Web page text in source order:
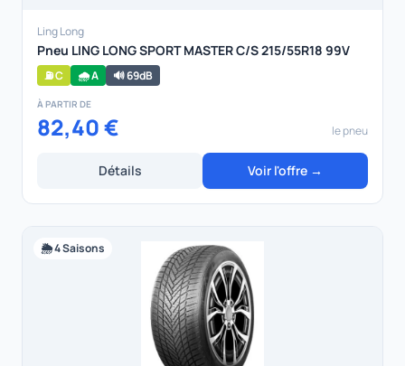
Ling Long
Pneu LING LONG SPORT MASTER C/S 215/55R18 99V
⛽ C 🌧️ A 🔊 69dB
À PARTIR DE
82,40 € le pneu
Détails Voir l'offre →
🌦️ 4 Saisons